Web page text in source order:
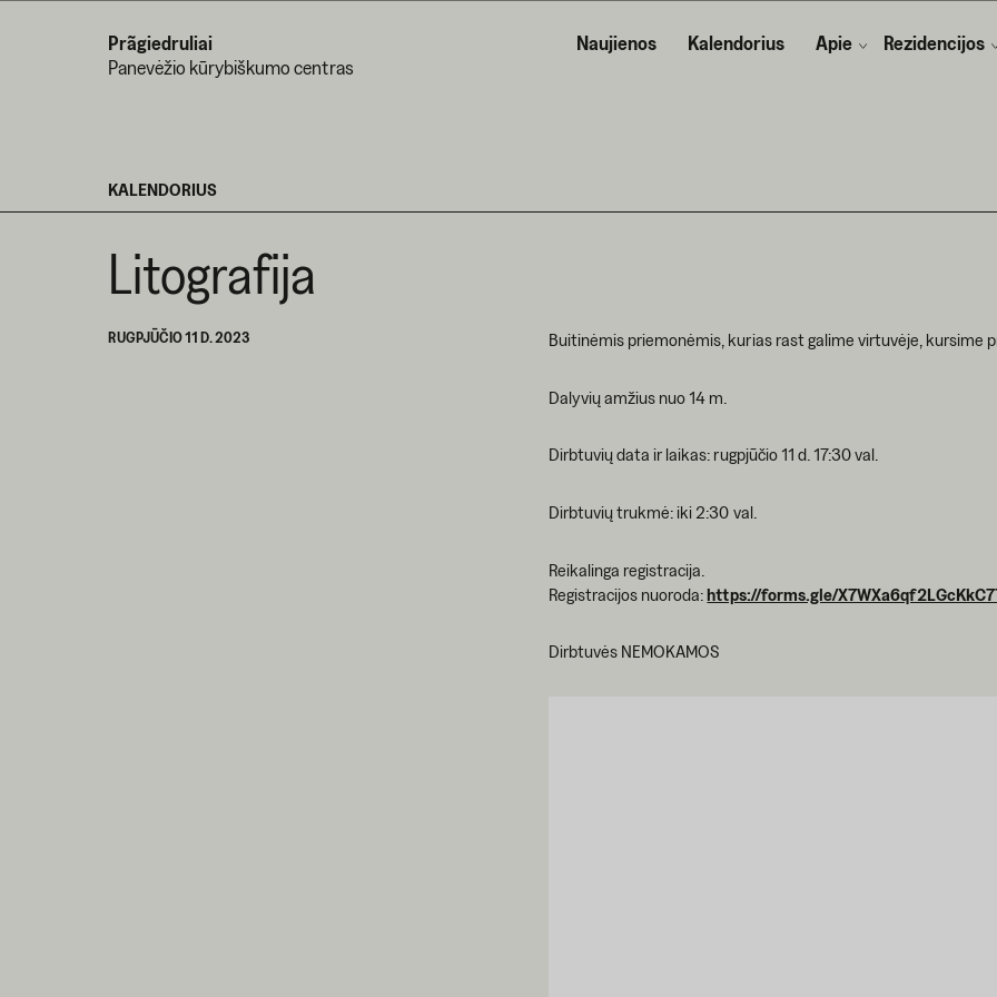
Prãgiedruliai
Panevėžio kūrybiškumo centras
Naujienos Kalendorius Apie Rezidencijos
KALENDORIUS
Litografija
RUGPJŪČIO 11 D. 2023 Buitinėmis priemonėmis, kurias rast galime virtuvėje, kursime
Dalyvių amžius nuo 14 m.
Dirbtuvių data ir laikas: rugpjūčio 11 d. 17:30 val.
Dirbtuvių trukmė: iki 2:30 val.
Reikalinga registracija.
Registracijos nuoroda:https://forms.gle/
Dirbtuvės NEMOKAMOS